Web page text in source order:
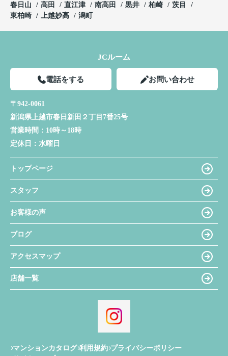
春日山
高田 直江津 南高田 黒井 柏崎
茨目
東柏崎
上越妙高 潟町
JCルーム
電話をする お問い合わせ
〒942-0061
新潟県上越市春日新田２丁目7番25号
営業時間： 10時～18時
定休日： 水曜日
トップページ
スタッフ
お客様の声
ブログ
アクセスマップ
店舗一覧
マンションカタログ 利用規約 プライバシーポリシー